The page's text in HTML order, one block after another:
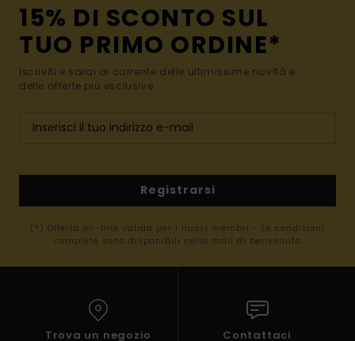
15% DI SCONTO SUL
TUO PRIMO ORDINE*
Iscriviti e sarai al corrente delle ultimissime novità e
delle offerte più esclusive.
Registrarsi
(*) Offerta on-line valida per i nuovi membri - Le condizioni
complete sono disponibili nella mail di benvenuto
Trova un negozio Contattaci